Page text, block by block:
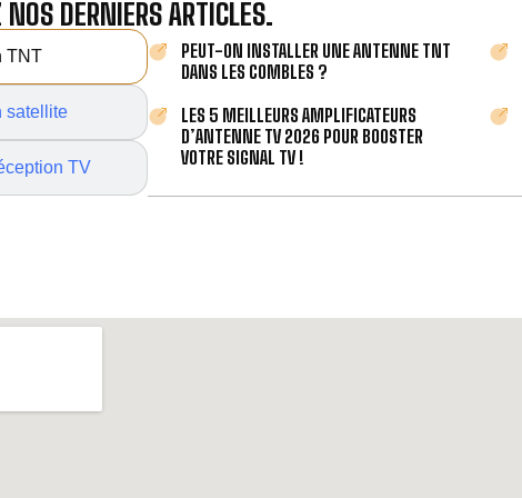
NOS DERNIERS ARTICLES.
TNT
satellite
TV
PEUT-ON INSTALLER UNE ANTENNE TNT
DANS LES COMBLES ?
LES 5 MEILLEURS AMPLIFICATEURS
D’ANTENNE TV 2026 POUR BOOSTER
VOTRE SIGNAL TV !